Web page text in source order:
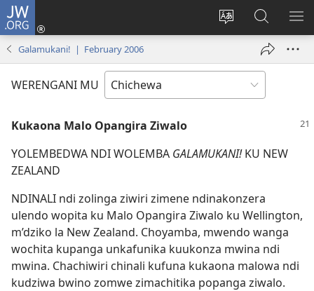
JW.ORG
Sinthani
chinenero
webusaitiyi
Lowani
(imatsegulaFufuzani
pa
JW.ORG
Galamukani! | February 2006
WERENGANI MU
Kukaona Malo Opangira Ziwalo
YOLEMBEDWA NDI WOLEMBA GALAMUKANI!KU NEW
ZEALAND
NDINALI ndi zolinga ziwiri zimene ndinakonzera
ulendo wopita ku Malo Opangira Ziwalo ku Wellington,
m’dziko la New Zealand. Choyamba, mwendo wanga
wochita kupanga unkafunika kuukonza mwina ndi
mwina. Chachiwiri chinali kufuna kukaona malowa ndi
kudziwa bwino zomwe zimachitika popanga ziwalo.